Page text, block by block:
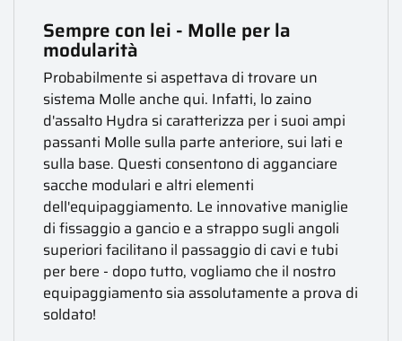
Sempre con lei - Molle per la
modularità
Probabilmente si aspettava di trovare un
sistema Molle anche qui. Infatti, lo zaino
d'assalto Hydra si caratterizza per i suoi ampi
passanti Molle sulla parte anteriore, sui lati e
sulla base. Questi consentono di agganciare
sacche modulari e altri elementi
dell'equipaggiamento. Le innovative maniglie
di fissaggio a gancio e a strappo sugli angoli
superiori facilitano il passaggio di cavi e tubi
per bere - dopo tutto, vogliamo che il nostro
equipaggiamento sia assolutamente a prova di
soldato!